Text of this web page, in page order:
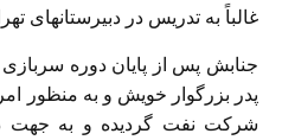
غالباً به تدریس در دبیرستانهای
پدر بزرگوار خویش و به منظور
شرکت نفت گردیده و به جهت